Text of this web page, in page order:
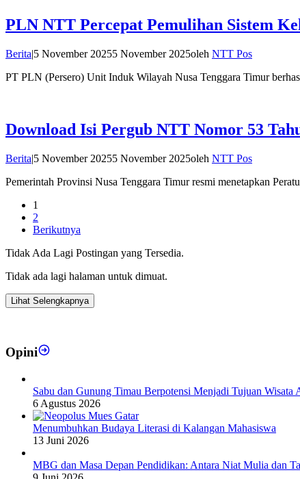
PLN NTT Percepat Pemulihan Sistem
Berita|5 November 20255 November 2025oleh NTT Pos
PT PLN (Persero) Unit Induk Wilayah Nusa Tenggara Timur
Download Isi Pergub NTT Nomor 53
Berita|5 November 20255 November 2025oleh NTT Pos
Pemerintah Provinsi Nusa Tenggara Timur resmi menetapkan
1
2
Berikutnya
Tidak Ada Lagi Postingan yang Tersedia.
Tidak ada lagi halaman untuk dimuat.
Lihat Selengkapnya
Opini
Sabu dan Gunung Timau Berpotensi Menjadi Tujuan Wisata
6 Agustus 2026
Menumbuhkan Budaya Literasi di Kalangan Mahasiswa
13 Juni 2026
MBG dan Masa Depan Pendidikan: Antara Niat Mulia dan